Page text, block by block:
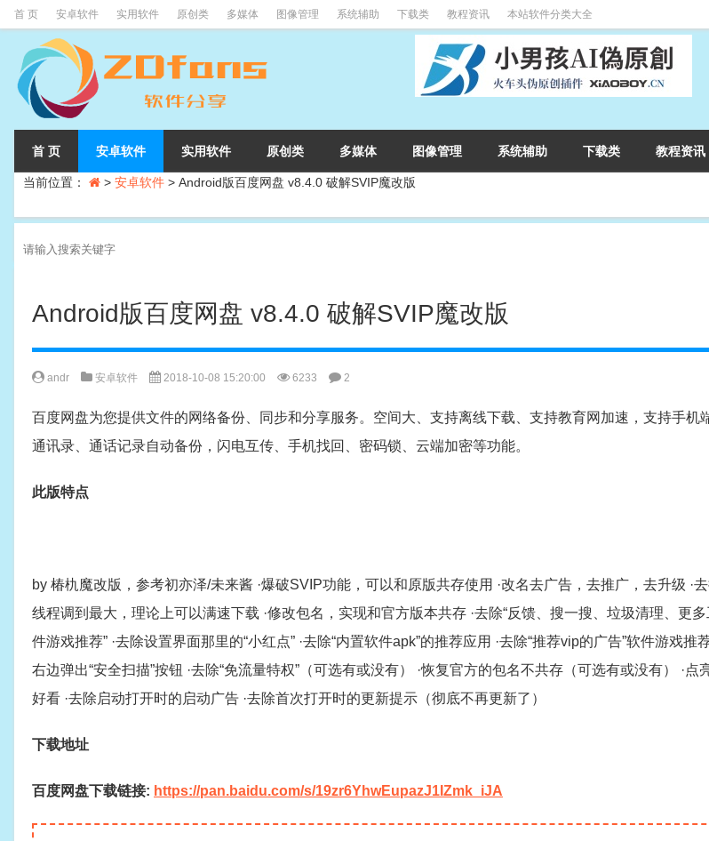
首 页 安卓软件 实用软件 原创类 多媒体 图像管理 系统辅助 下载类 教程资讯 本站软件分类大全
首 页 安卓软件 实用软件 原创类 多媒体 图像管理 系统辅助 下载类 教程资讯
当前位置： > 安卓软件 > Android版百度网盘 v8.4.0 破解SVIP魔改版
Android版百度网盘 v8.4.0 破解SVIP魔改版
andr 安卓软件 2018-10-08 15:20:00 6233 2
百度网盘为您提供文件的网络备份、同步和分享服务。空间大、支持离线下载、支持教育网加速，支持手机
通讯录、通话记录自动备份，闪电互传、手机找回、密码锁、云端加密等功能。
此版特点
by 椿朹魔改版，参考初亦泽/未来酱 ·爆破SVIP功能，可以和原版共存使用 ·改名去广告，去推广，去升级 ·
线程调到最大，理论上可以满速下载 ·修改包名，实现和官方版本共存 ·去除“反馈、搜一搜、垃圾清理、更多
件游戏推荐” ·去除设置界面那里的“小红点” ·去除“内置软件apk”的推荐应用 ·去除“推荐vip的广告”软件游戏推
右边弹出“安全扫描”按钮 ·去除“免流量特权”（可选有或没有） ·恢复官方的包名不共存（可选有或没有） ·点
好看 ·去除启动打开时的启动广告 ·去除首次打开时的更新提示（彻底不再更新了）
下载地址
百度网盘下载链接: https://pan.baidu.com/s/19zr6YhwEupazJ1IZmk_iJA